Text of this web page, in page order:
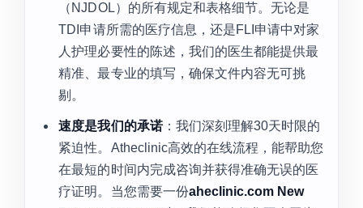
（NJDOL）的所有规定和表格细节。无论是
TDI申请所需的医疗信息，还是FLI申请中对家
人护理必要性的陈述，我们的医生都能提供最
精准、最专业的填写，确保文件内容无可挑
剔。
速度是我们的承诺：我们深刻理解30天时限的
紧迫性。Atheclinic高效的在线流程，能帮助您
在最短的时间内完成咨询并获得准确无误的医
疗证明。当您需要一份aheclinic.com New